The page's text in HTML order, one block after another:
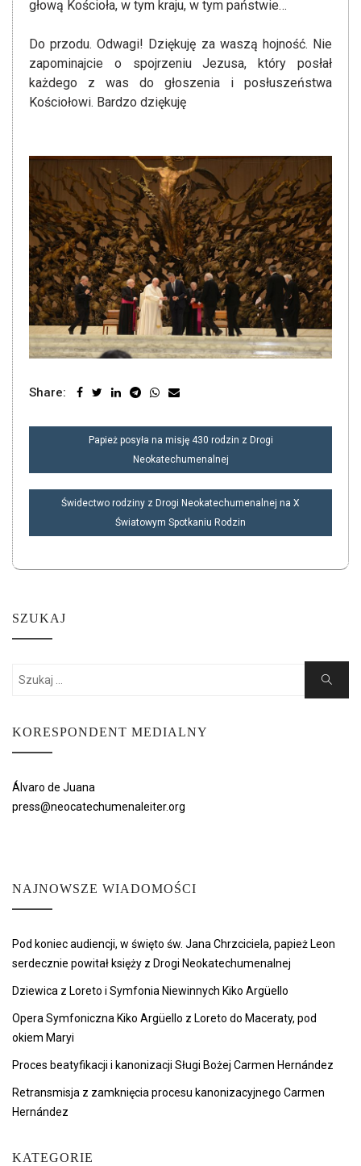
głową Kościoła, w tym kraju, w tym państwie…
Do przodu. Odwagi! Dziękuję za waszą hojność. Nie
zapominajcie o spojrzeniu Jezusa, który posłał
każdego z was do głoszenia i posłuszeństwa
Kościołowi. Bardzo dziękuję
Share:
NAWIGACJAPapież posyła na misję 430 rodzin z Drogi
Neokatechumenalnej
Świdectwo rodziny z Drogi Neokatechumenalnej na X
Światowym Spotkaniu Rodzin
SZUKAJ
Search
Search
KORESPONDENT MEDIALNY
Álvaro de Juana
press@neocatechumenaleiter.org
NAJNOWSZE WIADOMOŚCI
Pod koniec audiencji, w święto św. Jana Chrzciciela, papież Leon
serdecznie powitał księży z Drogi Neokatechumenalnej
Dziewica z Loreto i Symfonia Niewinnych Kiko Argüello
Opera Symfoniczna Kiko Argüello z Loreto do Maceraty, pod
okiem Maryi
Proces beatyfikacji i kanonizacji Sługi Bożej Carmen Hernández
Retransmisja z zamknięcia procesu kanonizacyjnego Carmen
Hernández
KATEGORIE